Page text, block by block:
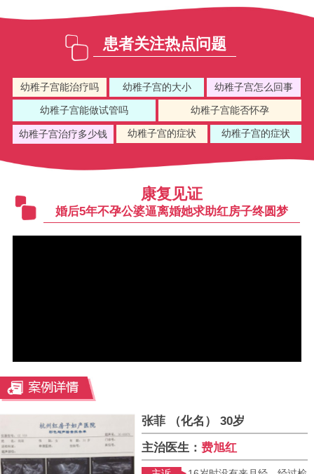
患者关注热点问题
幼稚子宫能治疗吗 幼稚子宫的大小 幼稚子宫怎么回事
幼稚子宫能做试管吗 幼稚子宫能否怀孕
幼稚子宫治疗多少钱 幼稚子宫的症状 幼稚子宫的症状
康复见证
婚后5年不孕公婆逼离婚她求助红房子终圆梦
张菲 （化名） 30岁
主治医生： 费旭红